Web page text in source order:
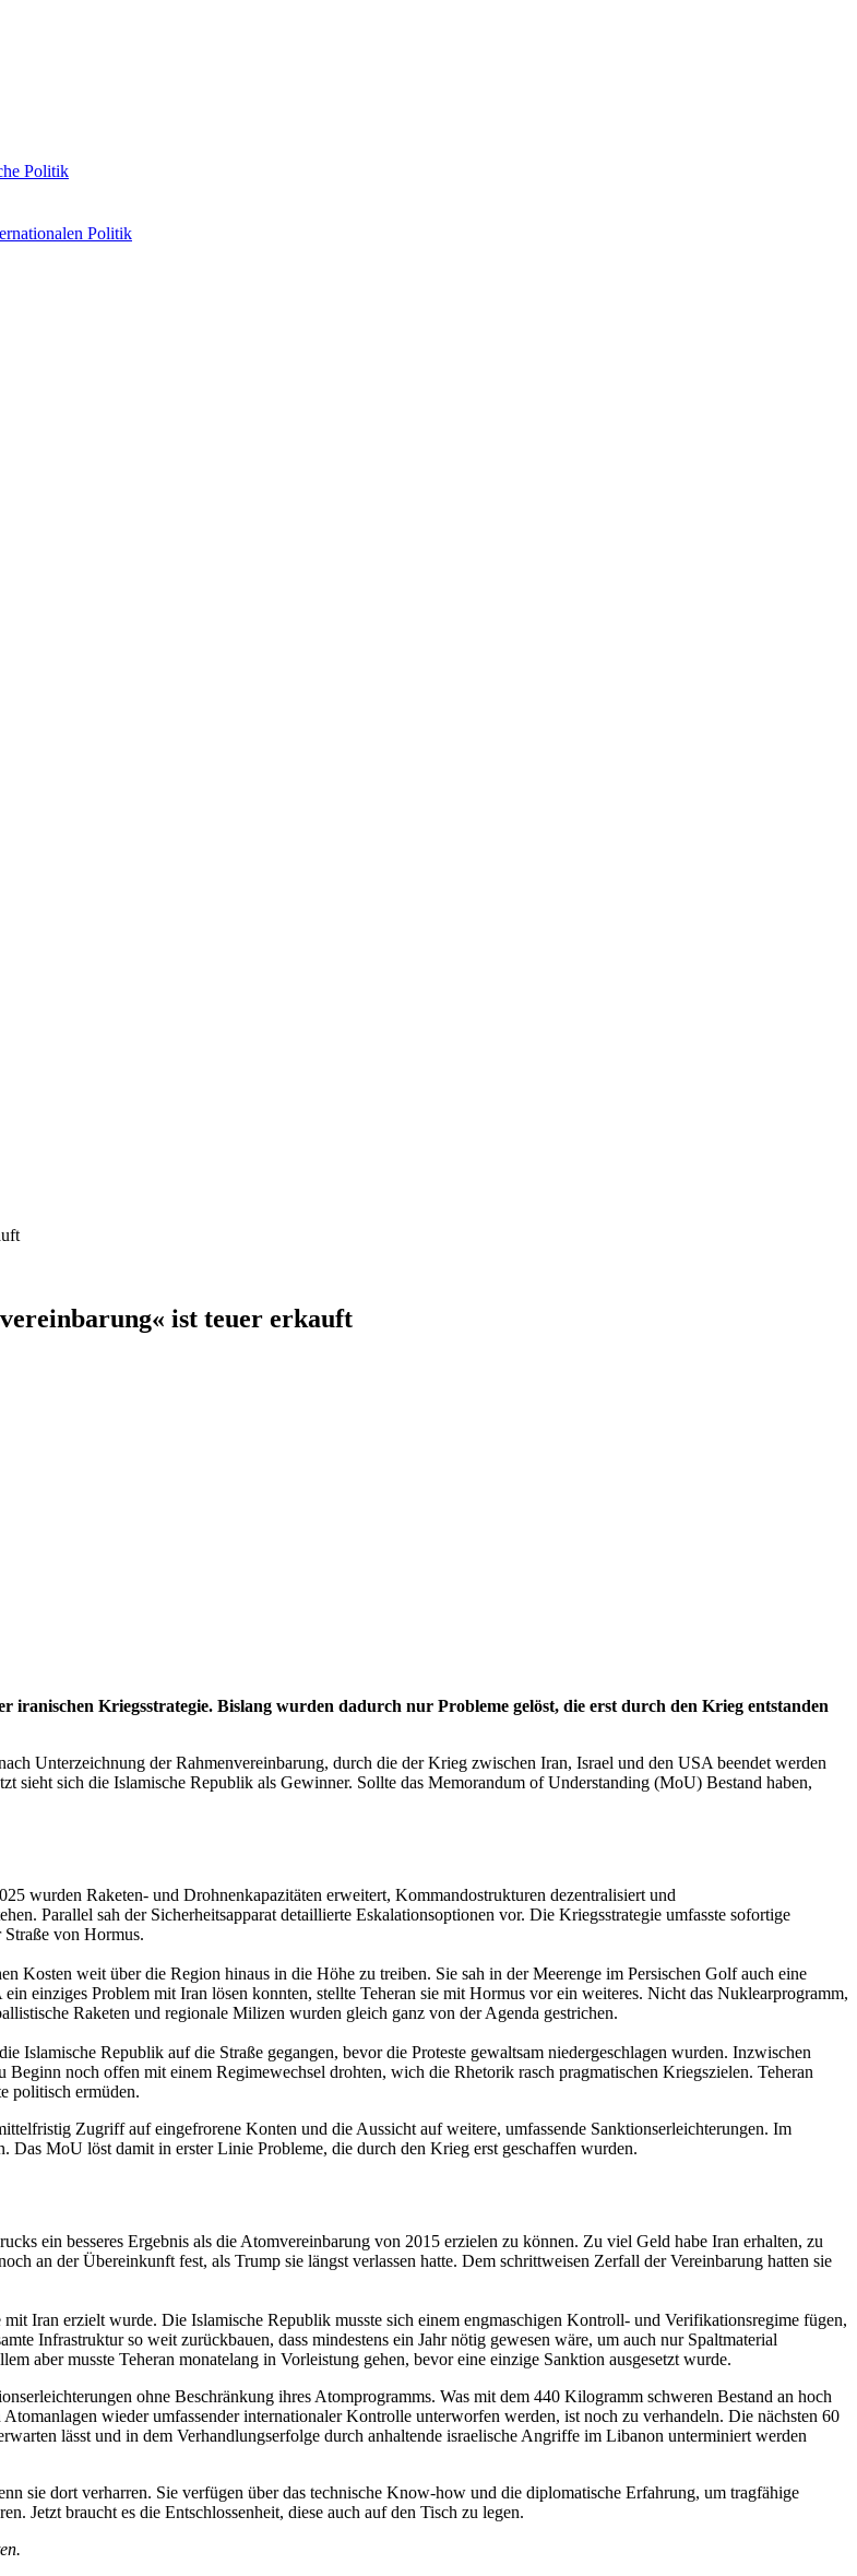
Politik
Politik
ist teuer erkauft
Kriegsstrategie. Bislang wurden dadurch nur Probleme gelöst, die erst durch den Krieg entstanden
Unterzeichnung der Rahmenvereinbarung, durch die der Krieg zwischen Iran, Israel und den USA beendet werden
sieht sich die Islamische Republik als Gewinner. Sollte das Memorandum of Understanding (MoU) Bestand haben,
wurden Raketen- und Drohnenkapazitäten erweitert, Kommandostrukturen dezentralisiert und
Parallel sah der Sicherheitsapparat detaillierte Eskalationsoptionen vor. Die Kriegsstrategie umfasste sofortige
von Hormus.
Kosten weit über die Region hinaus in die Höhe zu treiben. Sie sah in der Meerenge im Persischen Golf auch eine
einziges Problem mit Iran lösen konnten, stellte Teheran sie mit Hormus vor ein weiteres. Nicht das Nuklearprogramm,
Raketen und regionale Milizen wurden gleich ganz von der Agenda gestrichen.
Islamische Republik auf die Straße gegangen, bevor die Proteste gewaltsam niedergeschlagen wurden. Inzwischen
noch offen mit einem Regimewechsel drohten, wich die Rhetorik rasch pragmatischen Kriegszielen. Teheran
politisch ermüden.
Zugriff auf eingefrorene Konten und die Aussicht auf weitere, umfassende Sanktionserleichterungen. Im
MoU löst damit in erster Linie Probleme, die durch den Krieg erst geschaffen wurden.
ein besseres Ergebnis als die Atomvereinbarung von 2015 erzielen zu können. Zu viel Geld habe Iran erhalten, zu
an der Übereinkunft fest, als Trump sie längst verlassen hatte. Dem schrittweisen Zerfall der Vereinbarung hatten sie
Iran erzielt wurde. Die Islamische Republik musste sich einem engmaschigen Kontroll- und Verifikationsregime fügen,
Infrastruktur so weit zurückbauen, dass mindestens ein Jahr nötig gewesen wäre, um auch nur Spaltmaterial
aber musste Teheran monatelang in Vorleistung gehen, bevor eine einzige Sanktion ausgesetzt wurde.
ohne Beschränkung ihres Atomprogramms. Was mit dem 440 Kilogramm schweren Bestand an hoch
wieder umfassender internationaler Kontrolle unterworfen werden, ist noch zu verhandeln. Die nächsten 60
lässt und in dem Verhandlungserfolge durch anhaltende israelische Angriffe im Libanon unterminiert werden
sie dort verharren. Sie verfügen über das technische Know-how und die diplomatische Erfahrung, um tragfähige
Jetzt braucht es die Entschlossenheit, diese auch auf den Tisch zu legen.